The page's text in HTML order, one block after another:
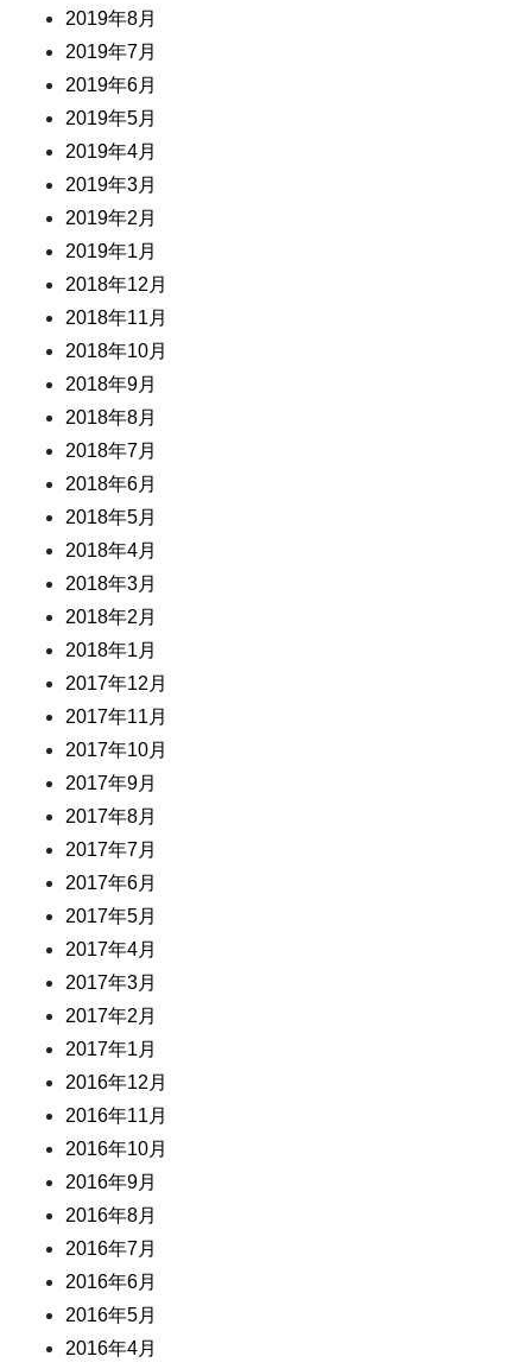
2019年8月
2019年7月
2019年6月
2019年5月
2019年4月
2019年3月
2019年2月
2019年1月
2018年12月
2018年11月
2018年10月
2018年9月
2018年8月
2018年7月
2018年6月
2018年5月
2018年4月
2018年3月
2018年2月
2018年1月
2017年12月
2017年11月
2017年10月
2017年9月
2017年8月
2017年7月
2017年6月
2017年5月
2017年4月
2017年3月
2017年2月
2017年1月
2016年12月
2016年11月
2016年10月
2016年9月
2016年8月
2016年7月
2016年6月
2016年5月
2016年4月